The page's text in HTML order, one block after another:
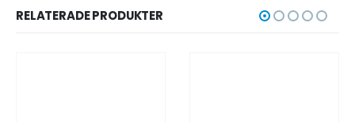
RELATERADE PRODUKTER